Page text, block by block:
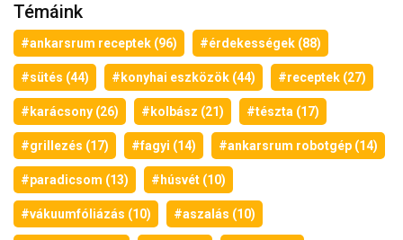
Témáink
#ankarsrum receptek (96) #érdekességek (88)
#sütés (44) #konyhai eszközök (44) #receptek (27)
#karácsony (26) #kolbász (21) #tészta (17)
#grillezés (17) #fagyi (14) #ankarsrum robotgép (14)
#paradicsom (13) #húsvét (10)
#vákuumfóliázás (10) #aszalás (10)